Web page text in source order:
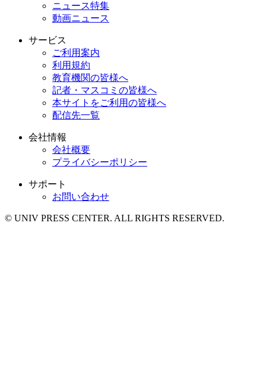
ニュース特集
動画ニュース
サービス
ご利用案内
利用規約
教育機関の皆様へ
記者・マスコミの皆様へ
本サイトをご利用の皆様へ
配信先一覧
会社情報
会社概要
プライバシーポリシー
サポート
お問い合わせ
© UNIV PRESS CENTER. ALL RIGHTS RESERVED.